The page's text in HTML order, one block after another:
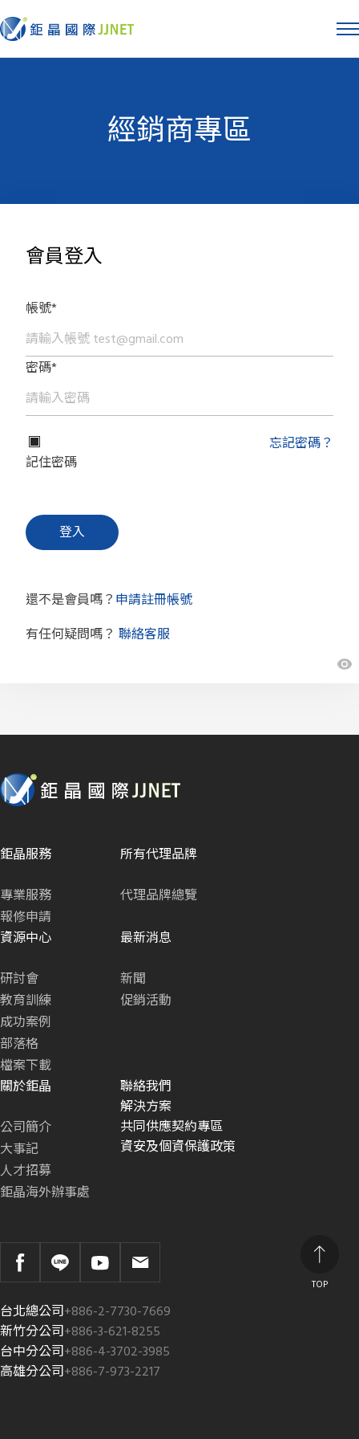
經銷商專區
會員登入
帳號*
密碼*
記住密碼
忘記密碼？
還不是會員嗎？申請註冊帳號
有任何疑問嗎？ 聯絡客服
TOP
鉅晶服務
專業服務
報修申請
所有代理品牌
代理品牌總覽
資源中心
研討會
教育訓練
成功案例
部落格
檔案下載
最新消息
新聞
促銷活動
關於鉅晶
公司簡介
大事記
人才招募
鉅晶海外辦事處
聯絡我們
解決方案
共同供應契約專區
資安及個資保護政策
台北總公司+886-2-7730-7669
新竹分公司+886-3-621-8255
台中分公司+886-4-3702-3985
高雄分公司+886-7-973-2217